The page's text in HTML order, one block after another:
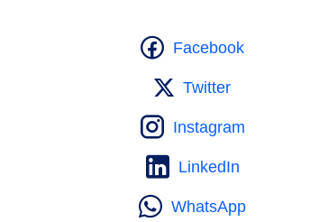
Facebook
Twitter
Instagram
LinkedIn
WhatsApp